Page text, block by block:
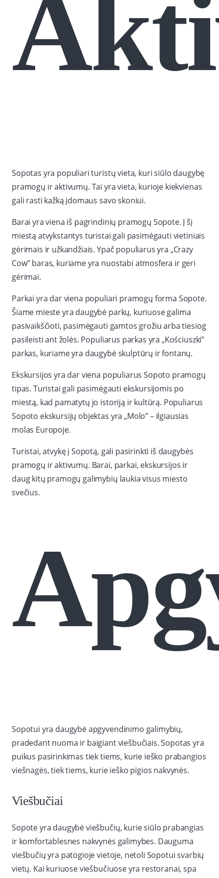
Sopotas yra populiari turistų vieta, kuri siūlo daugybę
pramogų ir aktivumų. Tai yra vieta, kurioje kiekvienas
gali rasti kažką įdomaus savo skoniui.
Barai yra viena iš pagrindinių pramogų Sopote. Į šį
miestą atvykstantys turistai gali pasimėgauti vietiniais
gėrimais ir užkandžiais. Ypač populiarus yra „Crazy
Cow” baras, kuriame yra nuostabi atmosfera ir geri
gėrimai.
Parkai yra dar viena populiari pramogų forma Sopote.
Šiame mieste yra daugybė parkų, kuriuose galima
pasivaikščioti, pasimėgauti gamtos grožiu arba tiesiog
pasileisti ant žolės. Populiarus parkas yra „Kościuszki”
parkas, kuriame yra daugybė skulptūrų ir fontanų.
Ekskursijos yra dar viena populiarus Sopoto pramogų
tipas. Turistai gali pasimėgauti ekskursijomis po
miestą, kad pamatytų jo istoriją ir kultūrą. Populiarus
Sopoto ekskursijų objektas yra „Molo” – ilgiausias
molas Europoje.
Turistai, atvykę į Sopotą, gali pasirinkti iš daugybės
pramogų ir aktivumų. Barai, parkai, ekskursijos ir
daug kitų pramogų galimybių laukia visus miesto
svečius.
Sopotui yra daugybė apgyvendinimo galimybių,
pradedant nuoma ir baigiant viešbučiais. Sopotas yra
puikus pasirinkimas tiek tiems, kurie ieško prabangios
viešnagės, tiek tiems, kurie ieško pigios nakvynės.
Viešbučiai
Sopote yra daugybė viešbučių, kurie siūlo prabangias
ir komfortablesnes nakvynės galimybes. Dauguma
viešbučių yra patogioje vietoje, netoli Sopotui svarbių
vietų. Kai kuriuose viešbučiuose yra restoranai, spa